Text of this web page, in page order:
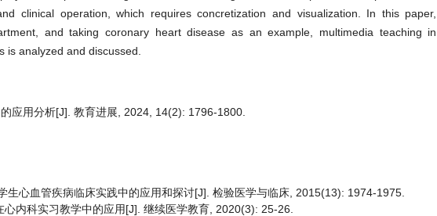
clinical operation, which requires concretization and visualization. In this paper,
and taking coronary heart disease as an example, multimedia teaching in
is analyzed and discussed.
应用分析[J]. 教育进展, 2024, 14(2): 1796-1800.
生心血管疾病临床实践中的应用和探讨[J]. 检验医学与临床, 2015(13): 1974-1975.
内科实习教学中的应用[J]. 继续医学教育, 2020(3): 25-26.